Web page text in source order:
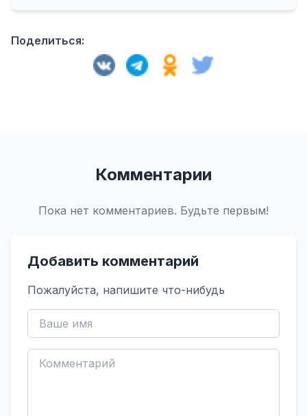
Поделиться:
Комментарии
Пока нет комментариев. Будьте первым!
Добавить комментарий
Пожалуйста, напишите что-нибудь